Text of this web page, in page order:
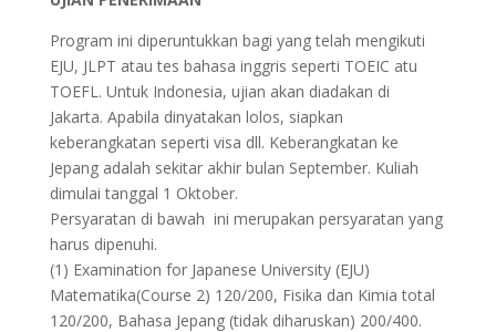
Program ini diperuntukkan bagi yang telah mengikuti
EJU, JLPT atau tes bahasa inggris seperti TOEIC atu
TOEFL. Untuk Indonesia, ujian akan diadakan di
Jakarta. Apabila dinyatakan lolos, siapkan
keberangkatan seperti visa dll. Keberangkatan ke
Jepang adalah sekitar akhir bulan September. Kuliah
dimulai tanggal 1 Oktober.
Persyaratan di bawah ini merupakan persyaratan yang
harus dipenuhi.
(1) Examination for Japanese University (EJU)
Matematika(Course 2) 120/200, Fisika dan Kimia total
120/200, Bahasa Jepang (tidak diharuskan) 200/400.